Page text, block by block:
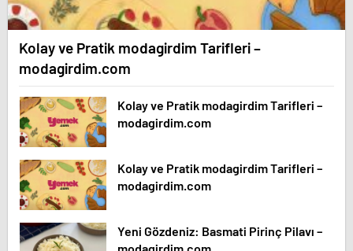
Kolay ve Pratik modagirdim Tarifleri –
modagirdim.com
Kolay ve Pratik modagirdim Tarifleri –
modagirdim.com
Kolay ve Pratik modagirdim Tarifleri –
modagirdim.com
Yeni Gözdeniz: Basmati Pirinç Pilavı –